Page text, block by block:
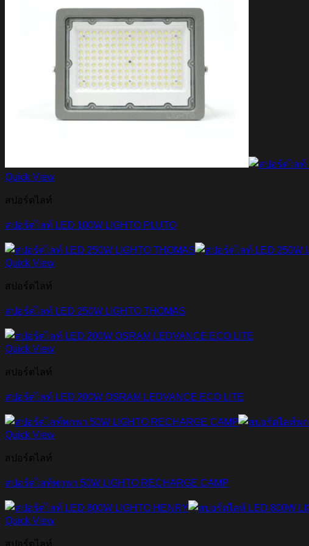
Quick View
สปอร์ตไลท์
สปอร์ตไลท์ LED 100W LIGHTO PLUTO
Quick View
สปอร์ตไลท์
สปอร์ตไลท์ LED 250W LIGHTO THOMAS
Quick View
สปอร์ตไลท์
สปอร์ตไลท์ LED 200W OSRAM LEDVANCE ECO LITE
Quick View
สปอร์ตไลท์
สปอร์ตไลท์พกพา 50W LIGHTO RECHARGE CAMP
Quick View